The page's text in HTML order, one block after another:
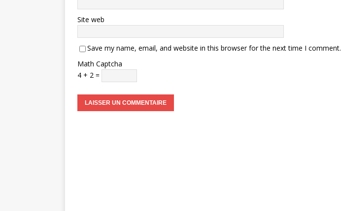
Site web
Save my name, email, and website in this browser for the next time I comment.
Math Captcha
4 + 2 =